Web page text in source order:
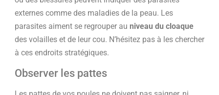
externes comme des maladies de la peau. Les
parasites aiment se regrouper au niveau du cloaque
des volailles et de leur cou. N’hésitez pas à les chercher
à ces endroits stratégiques.
Observer les pattes